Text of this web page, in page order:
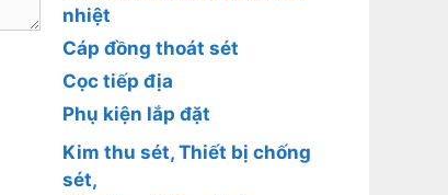
nhiệt
Cáp đồng thoát sét
Cọc tiếp địa
Phụ kiện lắp đặt
Kim thu sét, Thiết bị chống
sét,